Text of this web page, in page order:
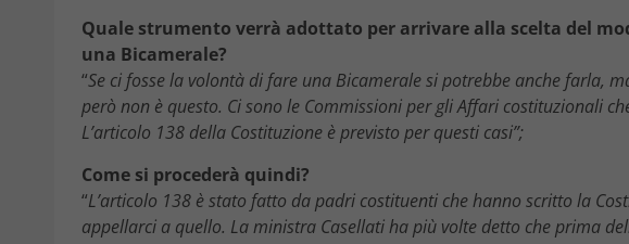
Quale strumento verrà adottato per arrivare alla scelta del
una Bicamerale?
“Se ci fosse la volontà di fare una Bicamerale si potrebbe anche farla,
però non è questo. Ci sono le Commissioni per gli Affari costituzionali
L’articolo 138 della Costituzione è previsto per questi casi”;
Come si procederà quindi?
“L’articolo 138 è stato fatto da padri costituenti che hanno scritto la
appellarci a quello. La ministra Casellati ha più volte detto che prima